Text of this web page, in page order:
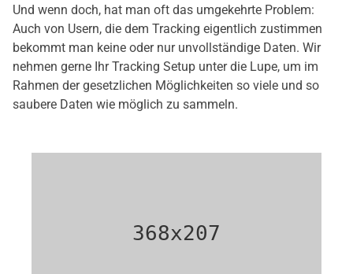
Und wenn doch, hat man oft das umgekehrte Problem:
Auch von Usern, die dem Tracking eigentlich zustimmen
bekommt man keine oder nur unvollständige Daten. Wir
nehmen gerne Ihr Tracking Setup unter die Lupe, um im
Rahmen der gesetzlichen Möglichkeiten so viele und so
saubere Daten wie möglich zu sammeln.